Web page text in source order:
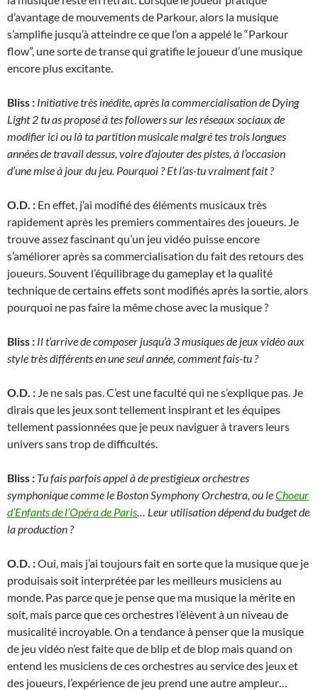
d’avantage de mouvements de Parkour, alors la musique
s’amplifie jusqu’à atteindre ce que l’on a appelé le “Parkour
flow”, une sorte de transe qui gratifie le joueur d’une musique
encore plus excitante.
Bliss : Initiative très inédite, après la commercialisation de Dying
Light 2 tu as proposé à tes followers sur les réseaux sociaux de
modifier ici ou là ta partition musicale malgré tes trois longues
années de travail dessus, voire d’ajouter des pistes, à l’occasion
d’une mise à jour du jeu. Pourquoi ? Et l’as-tu vraiment fait ?
O.D. : En effet, j’ai modifié des éléments musicaux très
rapidement après les premiers commentaires des joueurs. Je
trouve assez fascinant qu’un jeu vidéo puisse encore
s’améliorer après sa commercialisation du fait des retours des
joueurs. Souvent l’équilibrage du gameplay et la qualité
technique de certains effets sont modifiés après la sortie, alors
pourquoi ne pas faire la même chose avec la musique ?
Bliss : Il t’arrive de composer jusqu’à 3 musiques de jeux vidéo aux
style très différents en une seul année, comment fais-tu ?
O.D. : Je ne sais pas. C’est une faculté qui ne s’explique pas. Je
dirais que les jeux sont tellement inspirant et les équipes
tellement passionnées que je peux naviguer à travers leurs
univers sans trop de difficultés.
Bliss : Tu fais parfois appel à de prestigieux orchestres
symphonique comme le Boston Symphony Orchestra, ou leChoeur
d’Enfants de l’Opéra de Paris… Leur utilisation dépend du budget de
la production ?
O.D. :Oui, mais j’ai toujours fait en sorte que la musique que je
produisais soit interprétée par les meilleurs musiciens au
monde. Pas parce que je pense que ma musique la mérite en
soit, mais parce que ces orchestres l’élèvent à un niveau de
musicalité incroyable. On a tendance à penser que la musique
de jeu vidéo n’est faite que de blip et de blop mais quand on
entend les musiciens de ces orchestres au service des jeux et
des joueurs, l’expérience de jeu prend une autre ampleur…